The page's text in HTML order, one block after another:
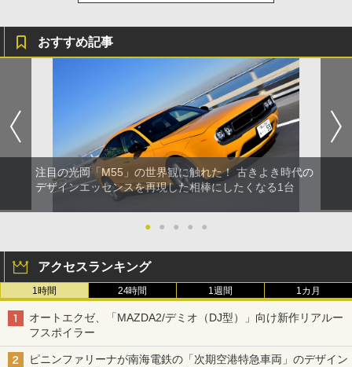
おすすめ記事
注目の光岡「M55」の世界観に触れた！ 古きよき時代の
デザインエッセンスを再現した相棒にしたくなる1台
● ● ● ● ●
アクセスランキング
1時間 24時間 1週間 1カ月
オートエクゼ、「MAZDA2/デミオ（DJ型）」向け新作リアルー
フスポイラー
ピニンファリーナが南海電鉄の「次期空港特急車両」のデザイン